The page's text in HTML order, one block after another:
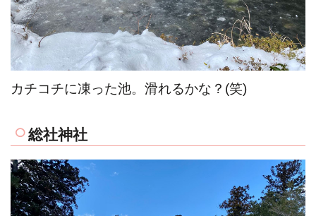
カチコチに凍った池。滑れるかな？(笑)
総社神社